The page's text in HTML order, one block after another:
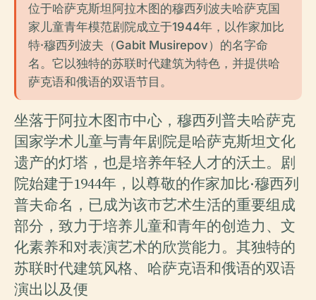
位于哈萨克斯坦阿拉木图的穆西列波夫哈萨克国
家儿童青年模范剧院成立于1944年，以作家加比
特·穆西列波夫（Gabit Musirepov）的名字命
名。它以独特的苏联时代建筑为特色，并提供哈
萨克语和俄语的双语节目。
坐落于阿拉木图市中心，穆西列普夫哈萨克
国家学术儿童与青年剧院是哈萨克斯坦文化
遗产的灯塔，也是培养年轻人才的沃土。剧
院始建于1944年，以尊敬的作家加比·穆西列
普夫命名，已成为该市艺术生活的重要组成
部分，致力于培养儿童和青年的创造力、文
化素养和对表演艺术的欣赏能力。其独特的
苏联时代建筑风格、哈萨克语和俄语的双语
演出以及便